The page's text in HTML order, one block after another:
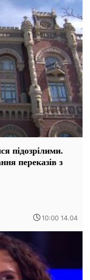
підозрілими.
переказів з
10:00 14.04